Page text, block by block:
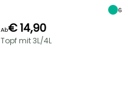
6
Ab€ 14,90
Topf mit 3L/4L